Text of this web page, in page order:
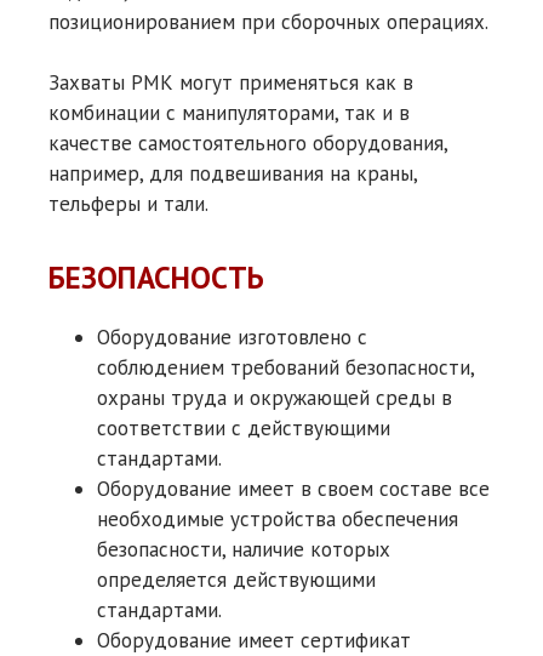
позиционированием при сборочных операциях.
Захваты РМК могут применяться как в
комбинации с манипуляторами, так и в
качестве самостоятельного оборудования,
например, для подвешивания на краны,
тельферы и тали.
БЕЗОПАСНОСТЬ
Оборудование изготовлено с
соблюдением требований безопасности,
охраны труда и окружающей среды в
соответствии с действующими
стандартами.
Оборудование имеет в своем составе все
необходимые устройства обеспечения
безопасности, наличие которых
определяется действующими
стандартами.
Оборудование имеет сертификат